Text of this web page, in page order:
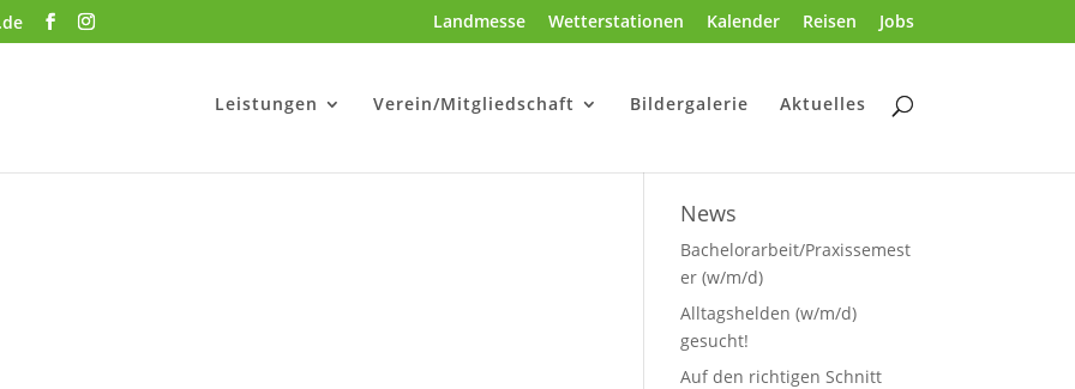
Landmesse Wetterstationen Kalender Reisen Jobs
Leistungen Verein/Mitgliedschaft Bildergalerie Aktuelles
News
Bachelorarbeit/Praxissemest
er (w/m/d)
Alltagshelden (w/m/d)
gesucht!
Auf den richtigen Schnitt